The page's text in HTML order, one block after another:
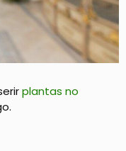
plantas no